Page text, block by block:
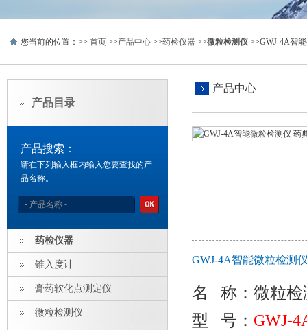
您当前的位置：>> 首页 >>产品中心 >>药检仪器 >>微粒检测仪 >>GWJ-4A智
产品目录
产品搜索：
请在下列输入框内输入您要查找的产
品名称。
药检仪器
锥入度计
膏药软化点测定仪
微粒检测仪
产品中心
GWJ-4A智能微粒检测
名 称：微粒检
型 号： GWJ-